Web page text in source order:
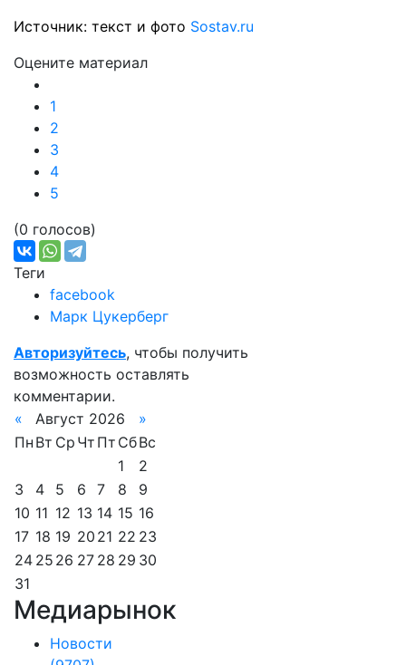
Источник: текст и фото Sostav.ru
Оцените материал
1
2
3
4
5
(0 голосов)
Теги
facebook
Марк Цукерберг
Авторизуйтесь, чтобы получить
возможность оставлять
комментарии.
«
Август 2026
»
Пн Вт Ср Чт Пт СбВс
1
2
3
4 5 6 7 8
9
10 11 12 13 14 15 16
17 18 19 20 21 22 23
24 25 26 27 28 29 30
31
Медиарынок
Новости